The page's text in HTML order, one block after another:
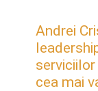
Andrei
serviciilor
cea mai